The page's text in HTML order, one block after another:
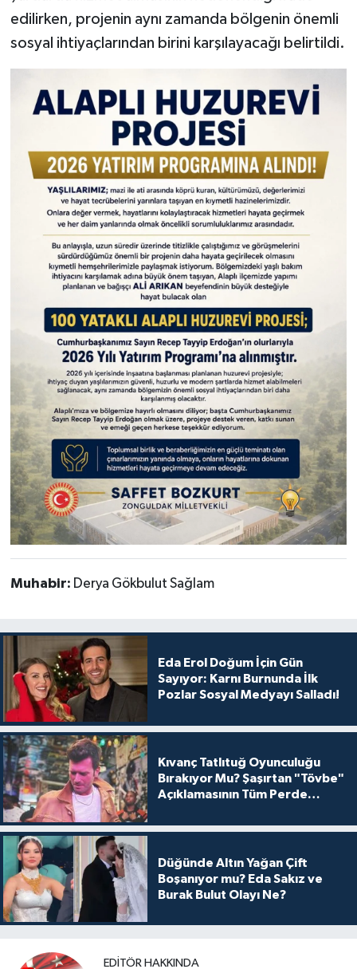
edilirken, projenin aynı zamanda bölgenin önemli
sosyal ihtiyaçlarından birini karşılayacağı belirtildi.
Muhabir: Derya Gökbulut Sağlam
Eda Erol Doğum İçin Gün
Sayıyor: Karnı Burnunda İlk
Pozlar Sosyal Medyayı Salladı!
Kıvanç Tatlıtuğ Oyunculuğu
Bırakıyor Mu? Şaşırtan "Tövbe"
Açıklamasının Tüm Perde
Düğünde Altın Yağan Çift
Boşanıyor mu? Eda Sakız ve
Burak Bulut Olayı Ne?
EDITÖR HAKKINDA